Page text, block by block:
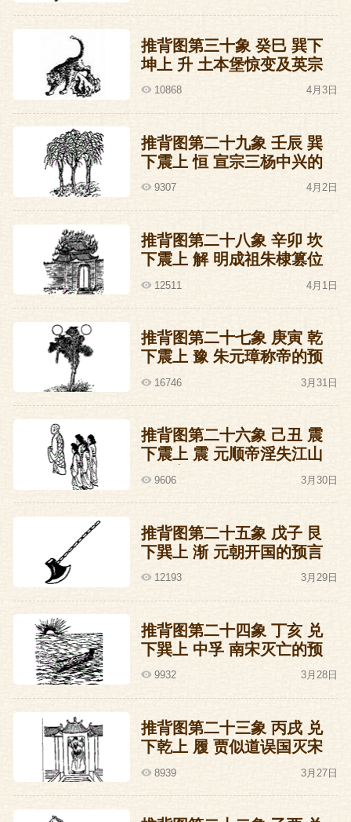
推背图第三十象 癸巳 巽下
坤上 升 土本堡惊变及英宗
复辟的预言
10868 4月3日
推背图第二十九象 壬辰 巽
下震上 恒 宣宗三杨中兴的
预言
9307 4月2日
推背图第二十八象 辛卯 坎
下震上 解 明成祖朱棣篡位
的预言
12511 4月1日
推背图第二十七象 庚寅 乾
下震上 豫 朱元璋称帝的预
言16746 3月31日
推背图第二十六象 己丑 震
下震上 震 元顺帝淫失江山
的预言
9606 3月30日
推背图第二十五象 戊子 艮
下巽上 渐 元朝开国的预言
12193 3月29日
推背图第二十四象 丁亥 兑
下巽上 中孚 南宋灭亡的预
言9932 3月28日
推背图第二十三象 丙戌 兑
下乾上 履 贾似道误国灭宋
的预言
8939 3月27日